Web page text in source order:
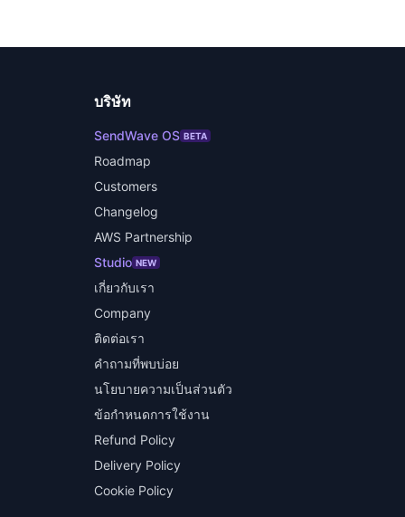
บริษัท
SendWave OS BETA
Roadmap
Customers
Changelog
AWS Partnership
Studio NEW
เกี่ยวกับเรา
Company
ติดต่อเรา
คำถามที่พบบ่อย
นโยบายความเป็นส่วนตัว
ข้อกำหนดการใช้งาน
Refund Policy
Delivery Policy
Cookie Policy